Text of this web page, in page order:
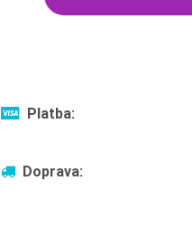
Platba:
Doprava: